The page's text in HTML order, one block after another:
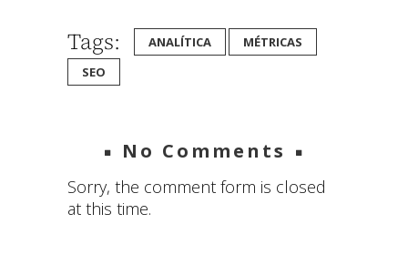
Tags: ANALÍTICA
MÉTRICAS
SEO
No Comments
Sorry, the comment form is closed
at this time.